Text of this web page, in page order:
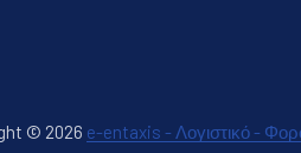
© 2026 e-entaxis - Λογιστικό -